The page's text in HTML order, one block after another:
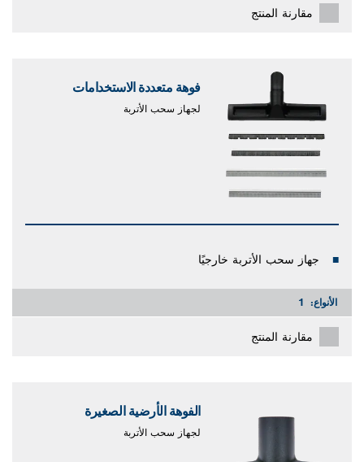
مقارنة المنتج
فوهة متعددة الاستخدامات
لجهاز سحب الأتربة
جهاز سحب الأتربة خارجيًا
الأنواع: 1
مقارنة المنتج
الفوهة الأرضية الصغيرة
لجهاز سحب الأتربة